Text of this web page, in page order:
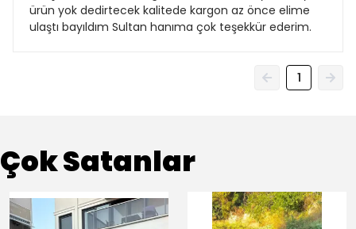
ürün yok dedirtecek kalitede kargon az önce elime
ulaştı bayıldım Sultan hanıma çok teşekkür ederim.
1
Çok Satanlar